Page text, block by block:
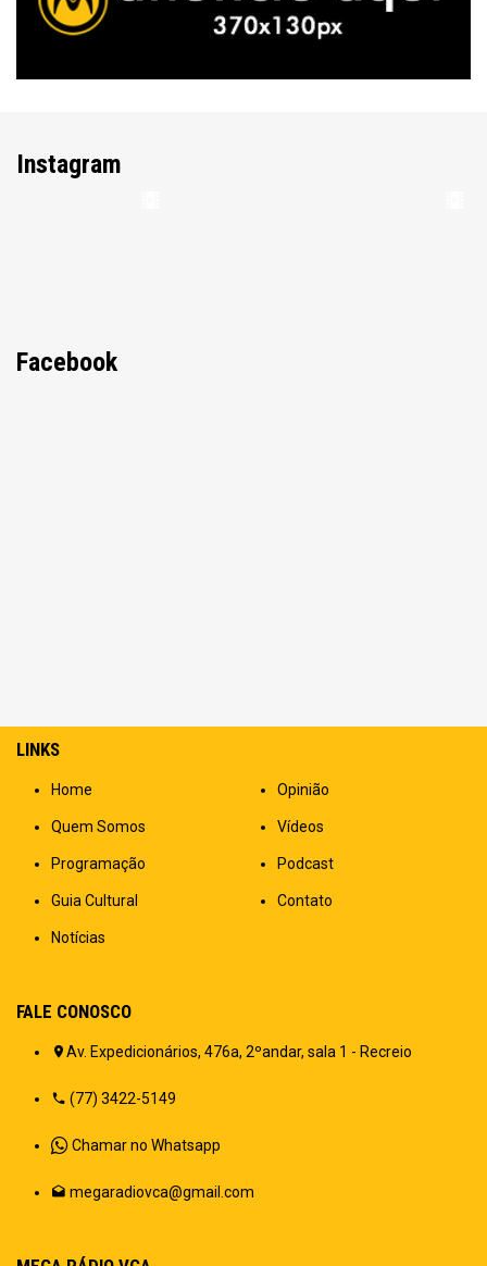
Instagram
Facebook
LINKS
Home
Quem Somos
Programação
Guia Cultural
Notícias
Opinião
Vídeos
Podcast
Contato
FALE CONOSCO
Av. Expedicionários, 476a, 2ºandar, sala 1 - Recreio
(77) 3422-5149
Chamar no Whatsapp
megaradiovca@gmail.com